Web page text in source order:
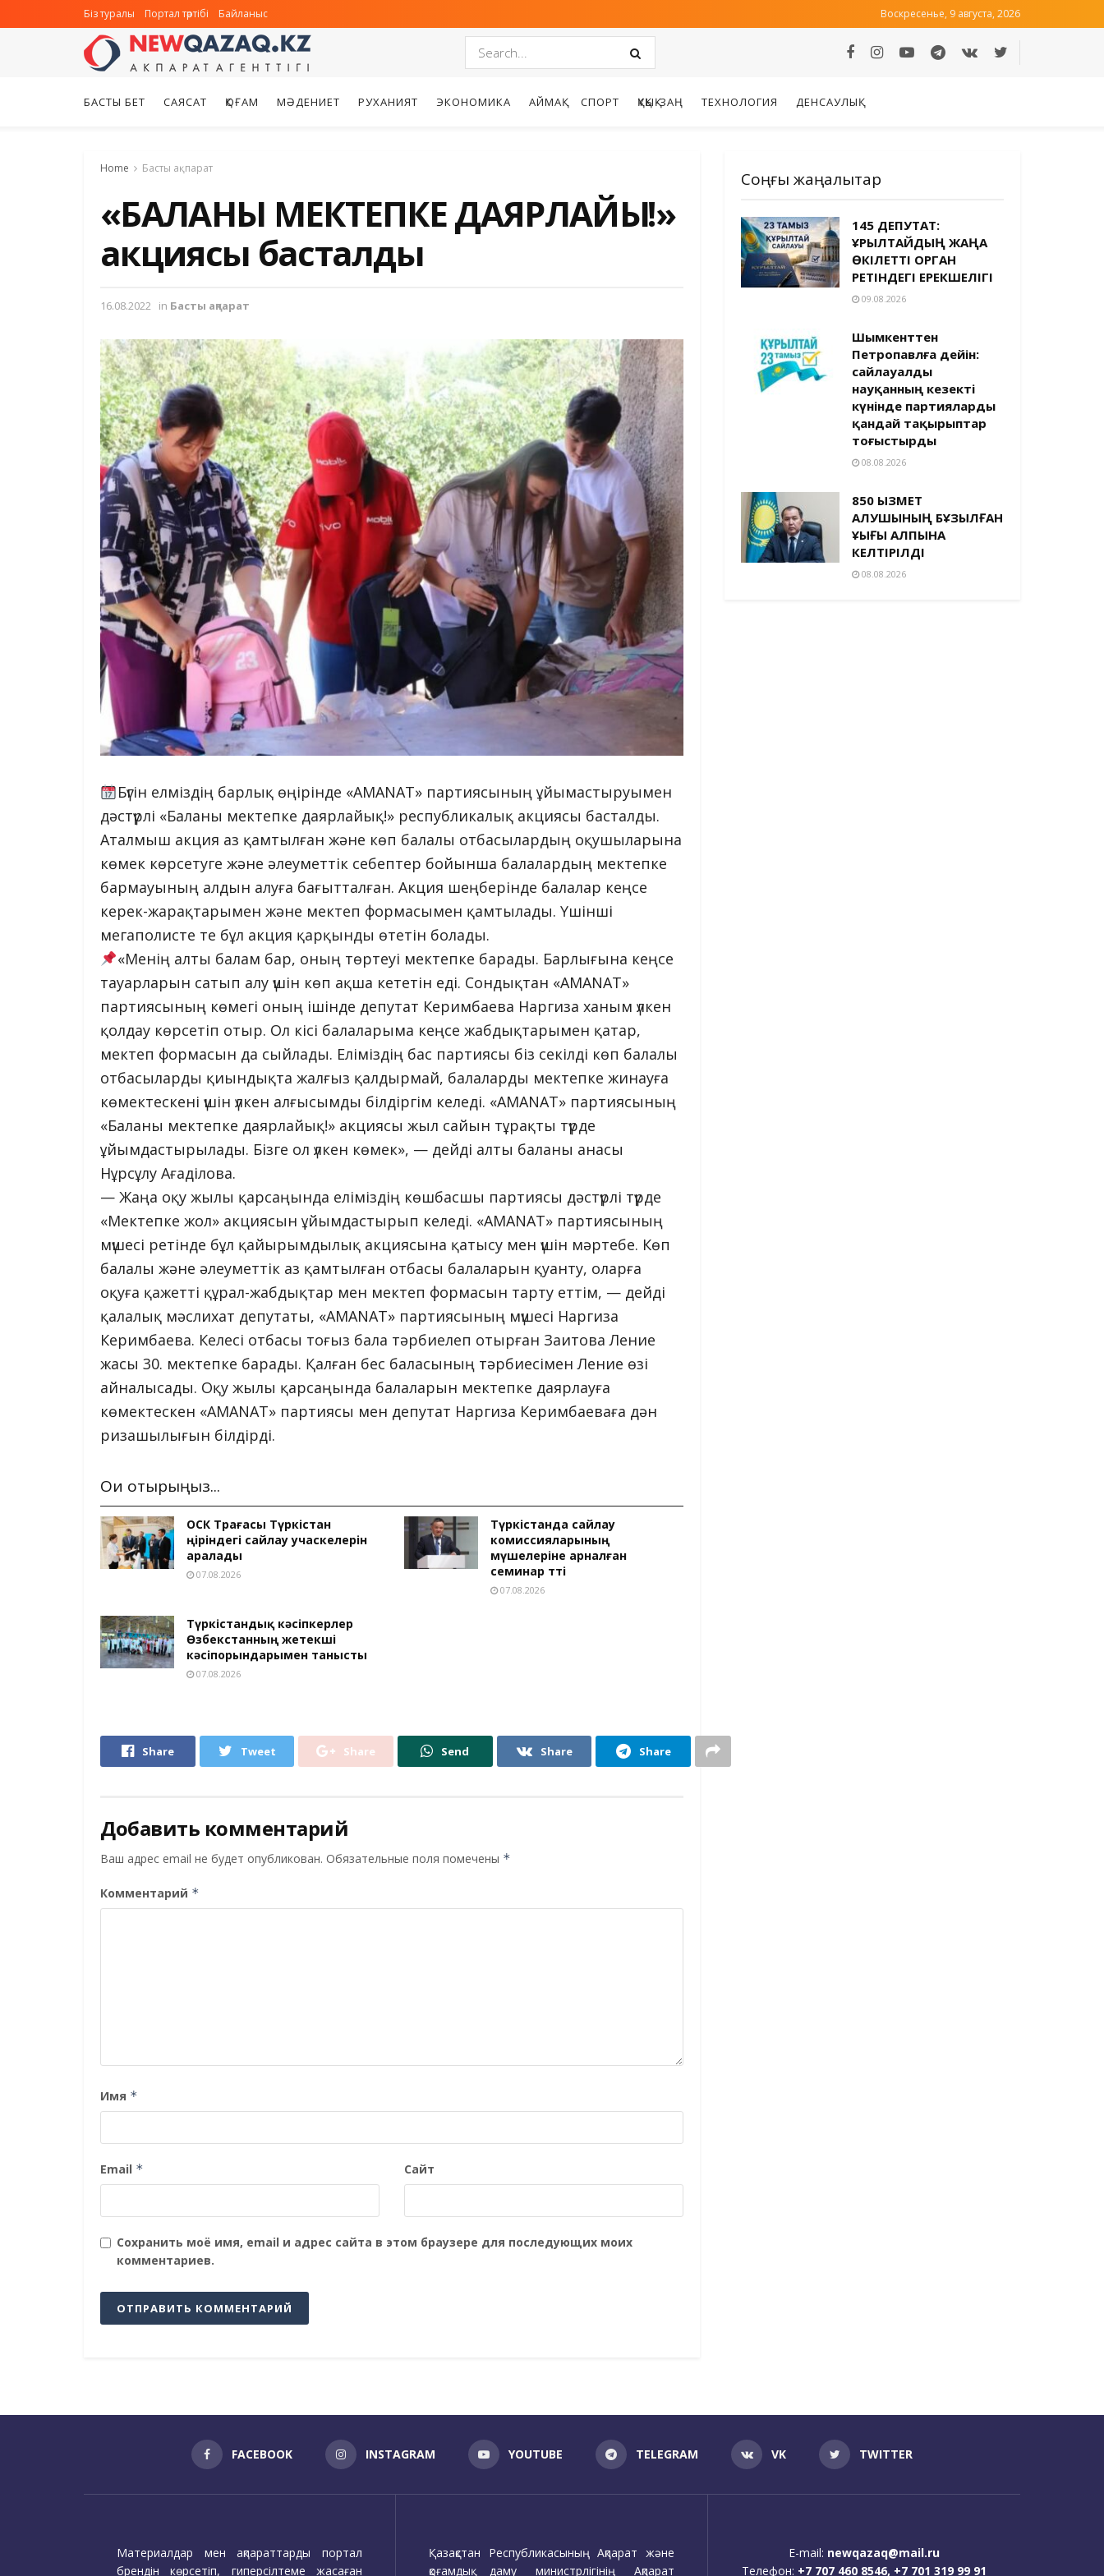
Біз туралы Портал тәртібі Байланыс Воскресенье, 9 августа, 2026
БАСТЫ БЕТ САЯСАТ ҚОҒАМ МӘДЕНИЕТ РУХАНИЯТ ЭКОНОМИКА АЙМАҚ СПОРТ ҚҰҚЫҚ-ЗАҢ ТЕХНОЛОГИЯ ДЕНСАУЛЫҚ
Home Басты ақпарат
«БАЛАНЫ МЕКТЕПКЕ ДАЯРЛАЙЫҚ!»
акциясы басталды
16.08.2022 in Басты ақпарат
Бүгін елміздің барлық өңірінде «AMANAT» партиясының ұйымастыруымен
дәстүрлі «Баланы мектепке даярлайық!» республикалық акциясы басталды.
Аталмыш акция аз қамтылған және көп балалы отбасылардың оқушыларына
көмек көрсетуге және әлеуметтік себептер бойынша балалардың мектепке
бармауының алдын алуға бағытталған. Акция шеңберінде балалар кеңсе
керек-жарақтарымен және мектеп формасымен қамтылады. Үшінші
мегаполисте те бұл акция қарқынды өтетін болады.
«Менің алты балам бар, оның төртеуі мектепке барады. Барлығына кеңсе
тауарларын сатып алу үшін көп ақша кететін еді. Сондықтан «AMANAT»
партиясының көмегі оның ішінде депутат Керимбаева Наргиза ханым үлкен
қолдау көрсетіп отыр. Ол кісі балаларыма кеңсе жабдықтарымен қатар,
мектеп формасын да сыйлады. Еліміздің бас партиясы біз секілді көп балалы
отбасыларды қиындықта жалғыз қалдырмай, балаларды мектепке жинауға
көмектескені үшін үлкен алғысымды білдіргім келеді. «AMANAT» партиясының
«Баланы мектепке даярлайық!» акциясы жыл сайын тұрақты түрде
ұйымдастырылады. Бізге ол үлкен көмек», — дейді алты баланы анасы
Нұрсұлу Ағаділова.
— Жаңа оқу жылы қарсаңында еліміздің көшбасшы партиясы дәстүрлі түрде
«Мектепке жол» акциясын ұйымдастырып келеді. «AMANAT» партиясының
мүшесі ретінде бұл қайырымдылық акциясына қатысу мен үшін мәртебе. Көп
балалы және әлеуметтік аз қамтылған отбасы балаларын қуанту, оларға
оқуға қажетті құрал-жабдықтар мен мектеп формасын тарту еттім, — дейді
қалалық мәслихат депутаты, «AMANAT» партиясының мүшесі Наргиза
Керимбаева. Келесі отбасы тоғыз бала тәрбиелеп отырған Заитова Ление
жасы 30. мектепке барады. Қалған бес баласының тәрбиесімен Ление өзі
айналысады. Оқу жылы қарсаңында балаларын мектепке даярлауға
көмектескен «AMANAT» партиясы мен депутат Наргиза Керимбаеваға дән
ризашылығын білдірді.
Оқи отырыңыз...
ОСК Төрағасы Түркістан
өңіріндегі сайлау учаскелерін
аралады
07.08.2026
Түркістанда сайлау
комиссияларының
мүшелеріне арналған
семинар өтті
07.08.2026
Түркістандық кәсіпкерлер
Өзбекстанның жетекші
кәсіпорындарымен танысты
07.08.2026
Share Tweet Share Send Share Share
Добавить комментарий
Ваш адрес email не будет опубликован. Обязательные поля помечены *
Комментарий *
Имя *
Email * Сайт
Сохранить моё имя, email и адрес сайта в этом браузере для последующих моих
комментариев.
Соңғы жаңалықтар
145 ДЕПУТАТ:
ҚҰРЫЛТАЙДЫҢ ЖАҢА
ӨКІЛЕТТІ ОРГАН
РЕТІНДЕГІ ЕРЕКШЕЛІГІ
09.08.2026
Шымкенттен
Петропавлға дейін:
сайлауалды
науқанның кезекті
күнінде партияларды
қандай тақырыптар
тоғыстырды
08.08.2026
850 ҚЫЗМЕТ
АЛУШЫНЫҢ БҰЗЫЛҒАН
ҚҰҚЫҒЫ ҚАЛПЫНА
КЕЛТІРІЛДІ
08.08.2026
FACEBOOK INSTAGRAM YOUTUBE TELEGRAM VK TWITTER
Материалдар мен ақпараттарды портал
брендін көрсетіп, гиперсілтеме жасаған
Қазақстан Республикасының Ақпарат және
қоғамдық даму министрлігінің Ақпарат
E-mail: newqazaq@mail.ru
Телефон: +7 707 460 8546, +7 701 319 99 91